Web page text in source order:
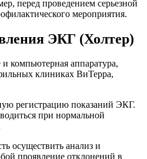
перед проведением серьезной
мероприятия.
ЭКГ (Холтер)
компьютерная аппаратура,
клиниках ВиТерра,
регистрацию показаний ЭКГ.
при нормальной
осуществить анализ и
проявление отклонений в